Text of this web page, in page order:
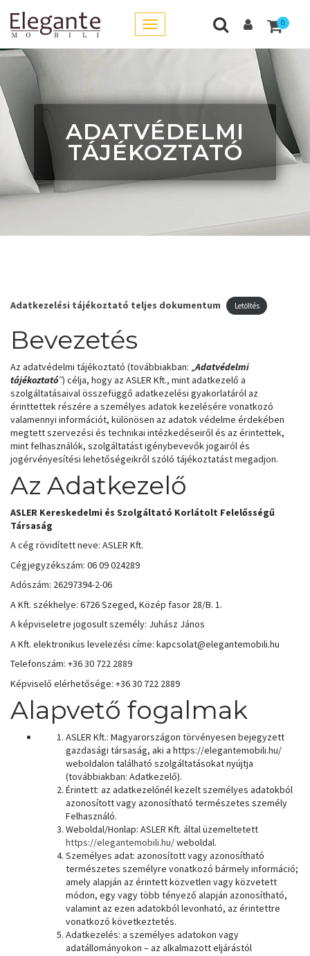
0
ADATVÉDELMI
TÁJÉKOZTATÓ
Adatkezelési tájékoztató teljes dokumentum Letöltés
Bevezetés
Az adatvédelmi tájékoztató (továbbiakban: „ Adatvédelmi
tájékoztató”) célja, hogy az ASLER Kft., mint adatkezelő a
szolgáltatásaival összefüggő adatkezelési gyakorlatáról az
érinttettek részére a személyes adatok kezelésére vonatkozó
valamennyi információt, különösen az adatok védelme érdekében
megtett szervezési és technikai intézkedéseiről és az érintettek,
mint felhasználók, szolgáltatást igénybevevők jogairól és
jogérvényesítési lehetőségeikről szóló tájékoztatást megadjon.
Az Adatkezelő
ASLER Kereskedelmi és Szolgáltató Korlátolt Felelősségű
Társaság
A cég rövidített neve: ASLER Kft.
Cégjegyzékszám: 06 09 024289
Adószám: 26297394-2-06
A Kft. székhelye: 6726 Szeged, Közép fasor 28/B. 1.
A képviseletre jogosult személy: Juhász János
A Kft. elektronikus levelezési címe: kapcsolat@elegantemobili.hu
Telefonszám: +36 30 722 2889
Képviselő elérhetősége: +36 30 722 2889
Alapvető fogalmak
ASLER Kft.: Magyarországon törvényesen bejegyzett
gazdasági társaság, aki a https://elegantemobili.hu/
weboldalon található szolgáltatásokat nyújtja
(továbbiakban: Adatkezelő).
Érintett: az adatkezelőnél kezelt személyes adatokból
azonosított vagy azonosítható természetes személy
Felhasználó.
Weboldal/Honlap: ASLER Kft. által üzemeltetett
https://elegantemobili.hu/weboldal.
Személyes adat: azonosított vagy azonosítható
természetes személyre vonatkozó bármely információ;
amely alapján az érintett közvetlen vagy közvetett
módon, egy vagy több tényező alapján azonosítható,
valamint az ezen adatokból levonható, az érintettre
vonatkozó következtetés.
Adatkezelés: a személyes adatokon vagy
adatállományokon – az alkalmazott eljárástól